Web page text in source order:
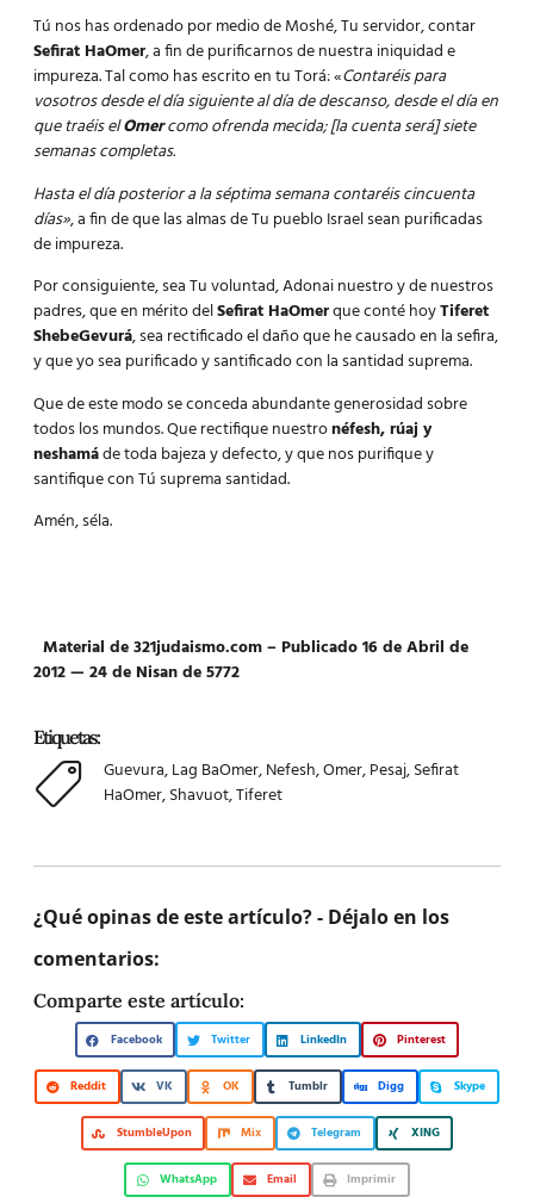
Tú nos has ordenado por medio de Moshé, Tu servidor, contar
Sefirat HaOmer, a fin de purificarnos de nuestra iniquidad e
impureza. Tal como has escrito en tu Torá: «Contaréis para
vosotros desde el día siguiente al día de descanso, desde el día en
que traéis elOmercomo ofrenda mecida; [la cuenta será] siete
semanas completas.
Hasta el día posterior a la séptima semana contaréis cincuenta
días», a fin de que las almas de Tu pueblo Israel sean purificadas
de impureza.
Por consiguiente, sea Tu voluntad, Adonai nuestro y de nuestros
padres, que en mérito delSefirat HaOmerque conté hoyTiferet
ShebeGevurá, sea rectificado el daño que he causado en la sefira,
y que yo sea purificado y santificado con la santidad suprema.
Que de este modo se conceda abundante generosidad sobre
todos los mundos. Que rectifique nuestronéfesh, rúaj y
neshamáde toda bajeza y defecto, y que nos purifique y
santifique con Tú suprema santidad.
Amén, séla.
Material de 321judaismo.com – Publicado 16 de Abril de
2012 — 24 de Nisan de 5772
Etiquetas:
Guevura,Lag BaOmer,Nefesh,Omer,Pesaj,Sefirat
HaOmer,Shavuot,Tiferet
¿Qué opinas de este artículo? - Déjalo en los
comentarios:
Comparte este artículo:
Facebook Twitter LinkedIn Pinterest
Reddit VK OK Tumblr Digg Skype
StumbleUpon Mix Telegram XING
WhatsApp Email Imprimir